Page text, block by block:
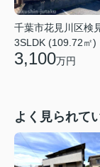
千葉市花見川区検
3SLDK (109.72㎡)
3,100万円
よく見られて